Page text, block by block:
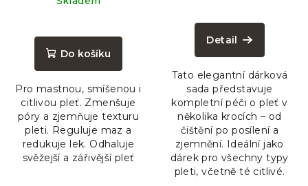
hodnocení
produktu
z
5
hvězdiček.
Do košíku
Pro mastnou, smíšenou i
citlivou pleť. Zmenšuje
póry a zjemňuje texturu
pleti. Reguluje maz a
redukuje lek. Odhaluje
svěžejší a zářivější pleť
hodnocení
produktu
z
5
hvězdiček.
Detail
Tato elegantní dárková
sada představuje
kompletní péči o pleť v
několika krocích – od
čištění po posílení a
zjemnění. Ideální jako
dárek pro všechny typy
pleti, včetně té citlivé.